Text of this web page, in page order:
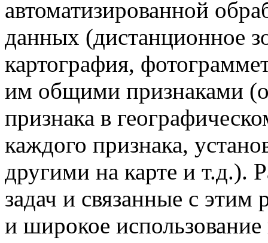
автоматизированной
данных (дистанционное
картография,
им общими признаками
признака в
каждого признака,
другими на карте и т.д.).
задач и связанные с этим
и широкое